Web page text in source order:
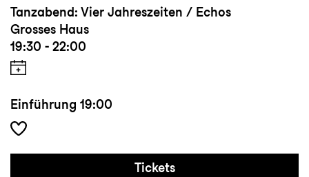
Tanzabend: Vier Jahreszeiten / Echos
Grosses Haus
19:30 - 22:00
Einführung 19:00
Tickets